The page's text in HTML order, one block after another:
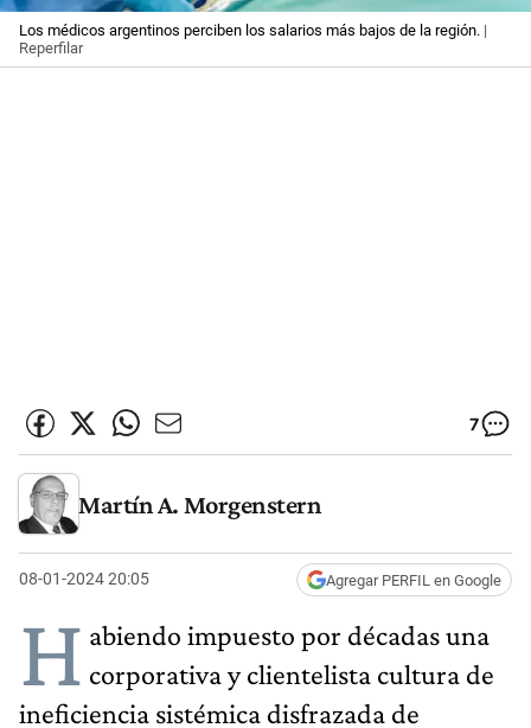
Los médicos argentinos perciben los salarios más bajos de la región. |
Reperfilar
7
Martín A. Morgenstern
08-01-2024 20:05 Agregar PERFIL en Google
H abiendo impuesto por décadas una
corporativa y clientelista cultura de
ineficiencia sistémica disfrazada de